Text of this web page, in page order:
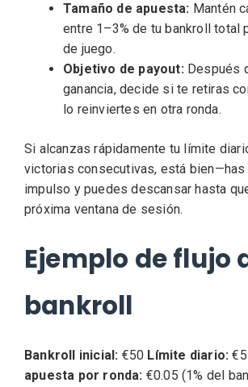
Tamaño de apuesta: Mantén
entre 1–3% de tu bankroll total
de juego.
Objetivo de payout:Después
ganancia, decide si te retiras
lo reinviertes en otra ronda.
Si alcanzas rápidamente tu límite
victorias consecutivas, está bien—has
impulso y puedes descansar hasta
próxima ventana de sesión.
Ejemplo de flujo
bankroll
Bankroll inicial: €50 Límite diario:
apuesta por ronda: €0.05 (1% del